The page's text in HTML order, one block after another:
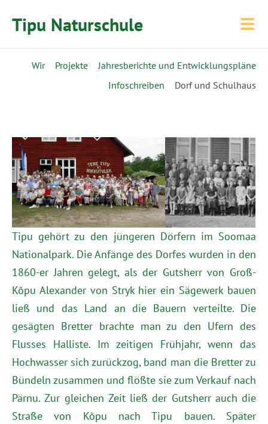
Tipu Naturschule
Wir Projekte
Jahresberichte und Entwicklungspläne
Infoschreiben
Dorf und Schulhaus
Tipu gehört zu den jüngeren Dörfern im Soomaa
Nationalpark. Die Anfänge des Dorfes wurden in den
1860-er Jahren gelegt, als der Gutsherr von Groß-
Kõpu Alexander von Stryk hier ein Sägewerk bauen
ließ und das Land an die Bauern verteilte. Die
gesägten Bretter brachte man zu den Ufern des
Flusses Halliste. Im zeitigen Frühjahr, wenn das
Hochwasser sich zurückzog, band man die Bretter zu
Bündeln zusammen und flößte sie zum Verkauf nach
Pärnu. Zur gleichen Zeit ließ der Gutsherr auch die
Straße von Kõpu nach Tipu bauen. Später